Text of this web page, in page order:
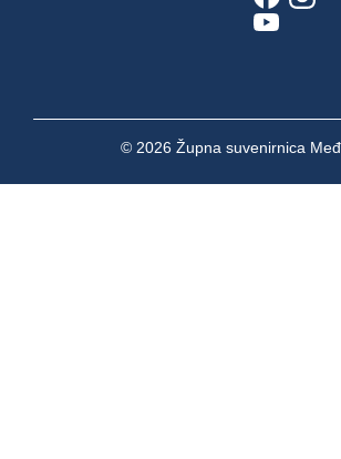
© 2026 Župna suvenirnica